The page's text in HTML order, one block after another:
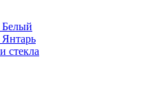
Белый
стекла